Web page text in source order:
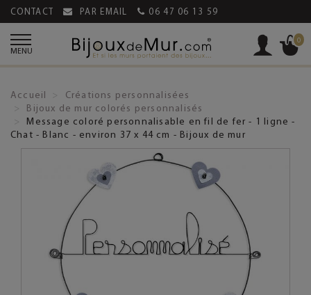
CONTACT PAR EMAIL 06 47 06 13 59
MENU
0
Accueil
Créations personnalisées
Bijoux de mur colorés personnalisés
Message coloré personnalisable en fil de fer - 1 ligne -
Chat - Blanc - environ 37 x 44 cm - Bijoux de mur